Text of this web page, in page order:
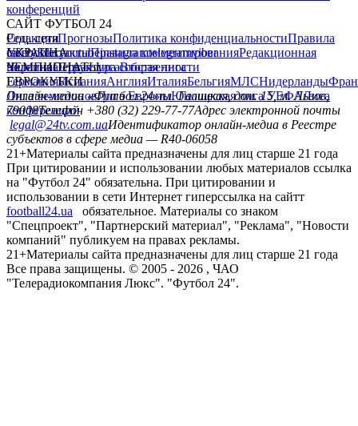
конференций
САЙТ ФУТБОЛ 24
РедакцияПрогнозыПолитика конфиденциальностиПравила
сайтуКонтактыПравила комментированияРедакционная
политикаСтруктура собственности
Соц. сети
facebookxyoutubeinstagramtelegramviber
УКРАИНА
УкраинаПервая лигаВторая лига
ЧЕМПИОНАТЫ
ГерманияИспанияАнглияИталияБельгияМЛСНидерланды
ЕВРОКУБКИ
Лига чемпионовЛига ЕвропыЮношеская лига УЕФАЛига
конференций
Онлайн-медиа «Футбол 24»пл. Галицкая, дом. 15, м. Львов,
79008Телефон +380 (32) 229-77-77Адрес электронной почты
legal@24tv.com.uaИдентификатор онлайн-медиа в Реестре
субъектов в сфере медиа — R40-06058
21+Материалы сайта предназначены для лиц старше 21 года
При цитировании и использовании любых материалов ссылка
на "Футбол 24" обязательна. При цитировании и
использовании в сети Интернет гиперссылка на сайтт
football24.ua
обязательное. Материалы со знаком
"Спецпроект", "Партнерский материал", "Реклама", "Новости
компаний" публикуем на правах рекламы.
21+Материалы сайта предназначены для лиц старше 21 года
Все права защищены. © 2005 - 2026 , ЧАО
"Телерадиокомпания Люкс". "Футбол 24".